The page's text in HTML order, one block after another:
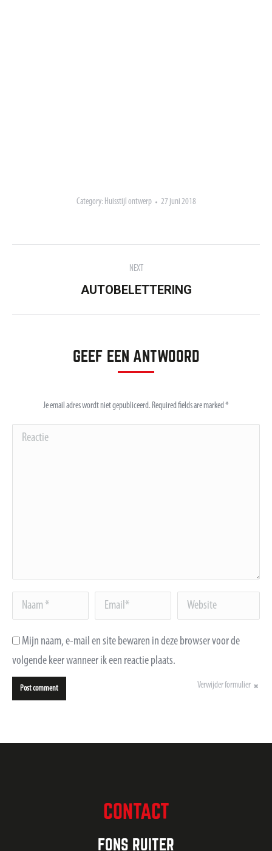
Category: Huisstijl ontwerp 27 juni 2018
NAVIGATION
NEXT
Next
AUTOBELETTERING
GEEF EEN ANTWOORD
Je email adres wordt niet gepubliceerd. Required fields are marked*
Reactie
Naam * Email * Website
Mijn naam, e-mail en site bewaren in deze browser voor de
volgende keer wanneer ik een reactie plaats.
Verwijder formulier
Post comment
CONTACT
FONS RUITER